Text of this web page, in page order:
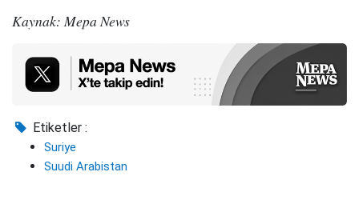
Kaynak: Mepa News
Etiketler :
Suriye
Suudi Arabistan